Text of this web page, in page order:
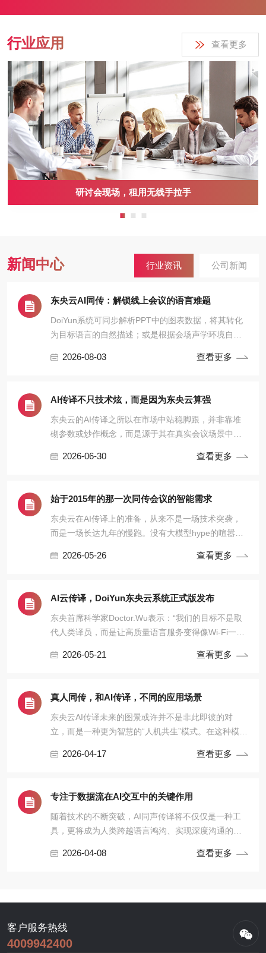
行业应用 查看更多
研讨会现场，租用无线手拉手
新闻中心 行业资讯 公司新闻
东央云AI同传：解锁线上会议的语言难题
DoiYun系统可同步解析PPT中的图表数据，将其转化
为目标语言的自然描述；或是根据会场声学环境自动
2026-08-03 查看更多
AI传译不只技术炫，而是因为东央云算强
东央云的AI传译之所以在市场中站稳脚跟，并非靠堆
砌参数或炒作概念，而是源于其在真实会议场景中展
地能力的综合优势。
2026-06-30 查看更多
始于2015年的那一次同传会议的智能需求
东央云在AI传译上的准备，从来不是一场技术突袭，
而是一场长达九年的慢跑。没有大模型hype的喧嚣，
2026-05-26 查看更多
AI云传译，DoiYun东央云系统正式版发布
东央首席科学家Doctor.Wu表示：“我们的目标不是取
代人类译员，而是让高质量语言服务变得像Wi-Fi一样
语种会议时，全球化协作才真正走向普惠。”
2026-05-21 查看更多
真人同传，和AI传译，不同的应用场景
东央云AI传译未来的图景或许并不是非此即彼的对
立，而是一种更为智慧的“人机共生”模式。在这种模式
译员的超级助手。
2026-04-17 查看更多
专注于数据流在AI交互中的关键作用
随着技术的不断突破，AI同声传译将不仅仅是一种工
具，更将成为人类跨越语言鸿沟、实现深度沟通的得
这一核心命题的持续深耕与不懈努力。
2026-04-08 查看更多
客户服务热线
4009942400